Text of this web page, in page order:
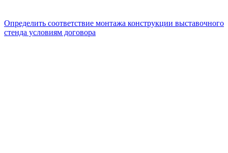
Определить соответствие монтажа конструкции выставочного
стенда условиям договора